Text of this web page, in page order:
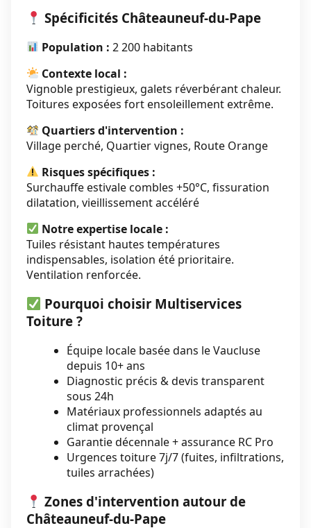
Spécificités Châteauneuf-du-Pape
Population : 2 200 habitants
Contexte local :
Vignoble prestigieux, galets réverbérant chaleur.
Toitures exposées fort ensoleillement extrême.
Quartiers d'intervention :
Village perché, Quartier vignes, Route Orange
Risques spécifiques :
Surchauffe estivale combles +50°C, fissuration
dilatation, vieillissement accéléré
Notre expertise locale :
Tuiles résistant hautes températures
indispensables, isolation été prioritaire.
Ventilation renforcée.
Pourquoi choisir Multiservices
Toiture ?
Équipe locale basée dans le Vaucluse
depuis 10+ ans
Diagnostic précis & devis transparent
sous 24h
Matériaux professionnels adaptés au
climat provençal
Garantie décennale + assurance RC Pro
Urgences toiture 7j/7 (fuites, infiltrations,
tuiles arrachées)
Zones d'intervention autour de
Châteauneuf-du-Pape